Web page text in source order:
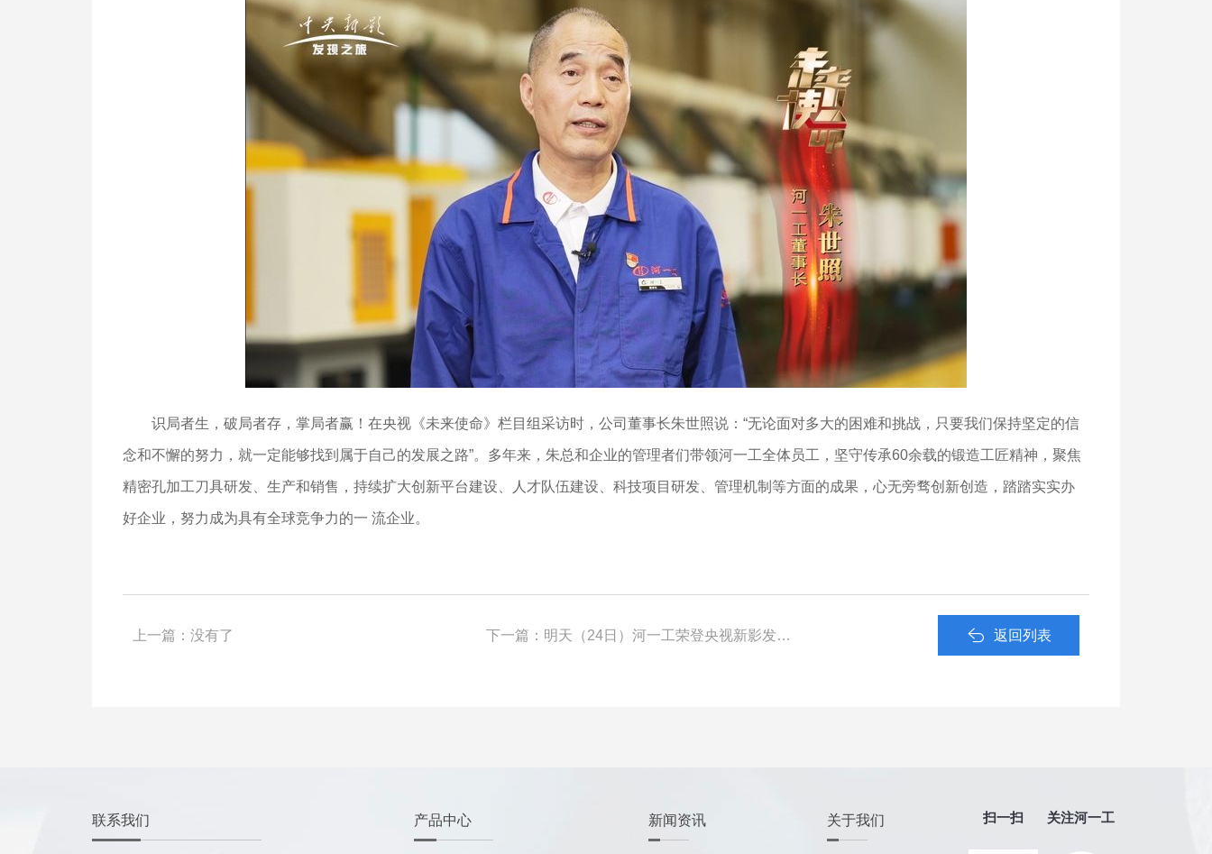
识局者生，破局者存，掌局者赢！在央视《未来使命》栏目组采访时，公司董事长朱世照说：“无论面对多大的困难和挑战，只要我们保持坚定的信
念和不懈的努力，就一定能够找到属于自己的发展之路”。多年来，朱总和企业的管理者们带领河一工全体员工，坚守传承60余载的锻造工匠精神，聚焦
精密孔加工刀具研发、生产和销售，持续扩大创新平台建设、人才队伍建设、科技项目研发、管理机制等方面的成果，心无旁骛创新创造，踏踏实实办
好企业，努力成为具有全球竞争力的一 流企业。
上一篇： 没有了 下一篇： 明天（24日）河一工荣登央视新影发现之旅频道未来使命专项栏目 返回列表
联系我们 产品中心 新闻资讯 关于我们 扫一扫 关注河一工